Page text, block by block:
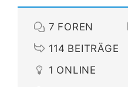
7 FOREN
114 BEITRÄGE
1 ONLINE